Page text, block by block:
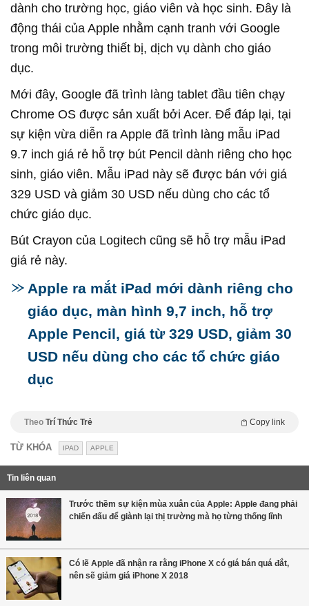
dành cho trường học, giáo viên và học sinh. Đây là
động thái của Apple nhằm cạnh tranh với Google
trong môi trường thiết bị, dịch vụ dành cho giáo
dục.
Mới đây, Google đã trình làng tablet đầu tiên chạy
Chrome OS được sản xuất bởi Acer. Để đáp lại, tại
sự kiện vừa diễn ra Apple đã trình làng mẫu iPad
9.7 inch giá rẻ hỗ trợ bút Pencil dành riêng cho học
sinh, giáo viên. Mẫu iPad này sẽ được bán với giá
329 USD và giảm 30 USD nếu dùng cho các tổ
chức giáo dục.
Bút Crayon của Logitech cũng sẽ hỗ trợ mẫu iPad
giá rẻ này.
Apple ra mắt iPad mới dành riêng cho
giáo dục, màn hình 9,7 inch, hỗ trợ
Apple Pencil, giá từ 329 USD, giảm 30
USD nếu dùng cho các tổ chức giáo
dục
Theo Trí Thức Trẻ Copy link
TỪ KHÓA IPAD APPLE
Tin liên quan
Trước thềm sự kiện mùa xuân của Apple: Apple đang phải
chiến đấu để giành lại thị trường mà họ từng thống lĩnh
Có lẽ Apple đã nhận ra rằng iPhone X có giá bán quá đắt,
nên sẽ giảm giá iPhone X 2018